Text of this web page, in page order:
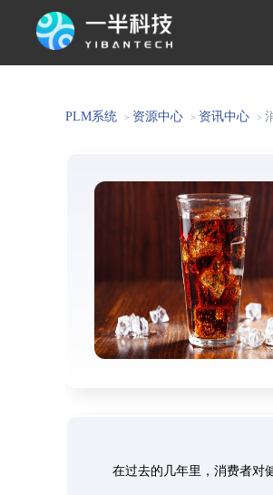
PLM系统 > 资源中心 > 资讯中心 >
在过去的几年里，消费者对